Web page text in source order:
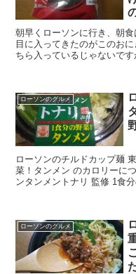
朝早くローソンに行き、朝
目に入ってきたのがこのお
ちら入っているじゃないで
ローソンのグルメ
ローソンのチルドカップ麺
菜！タンメン のカロリーについて ローソンのチルドカッ
ンタンメントナリ 監修 1食
ローソンのグルメ